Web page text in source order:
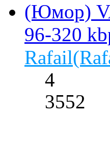
(Юмор)
96-320
4
3552